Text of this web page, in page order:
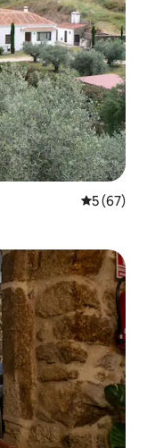
คะแนนเฉลี่
5 (67)